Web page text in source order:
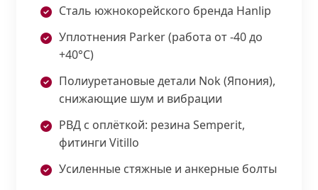
Сталь южнокорейского бренда Hanlip
Уплотнения Parker (работа от -40 до
+40°С)
Полиуретановые детали Nok (Япония),
снижающие шум и вибрации
РВД с оплёткой: резина Semperit,
фитинги Vitillo
Усиленные стяжные и анкерные болты